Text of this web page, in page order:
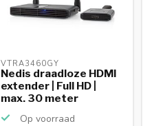
VTRA3460GY
Nedis draadloze HDMI
extender | Full HD |
max. 30 meter
Op voorraad